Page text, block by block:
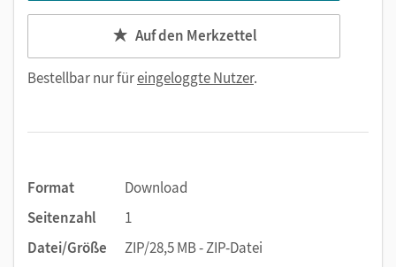
Auf den Merkzettel
Bestellbar nur füreingeloggte Nutzer.
Format
Download
Seitenzahl
1
Datei/Größe
ZIP/28,5 MB - ZIP-Datei